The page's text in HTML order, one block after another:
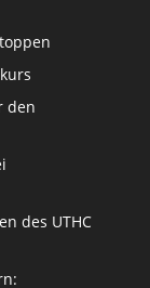
den
des UTHC